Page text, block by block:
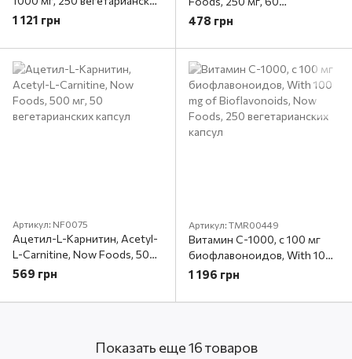
капсул
1 121 грн
вегетарианских капсул
478 грн
Артикул: NF0075
Ацетил-L-Карнитин, Acetyl-
L-Carnitine, Now Foods, 500
мг, 50 вегетарианских
569 грн
Артикул: TMR00449
Витамин C-1000, с 100 мг
биофлавоноидов, With 100
mg of Bioflavonoids, Now
капсул
1 196 грн
Показать еще 16 товаров